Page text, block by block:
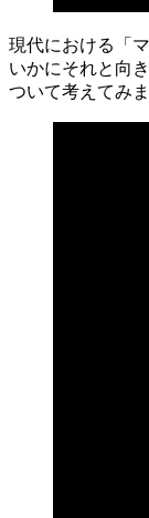
現代における「
いかにそれと向
ついて考えてみま